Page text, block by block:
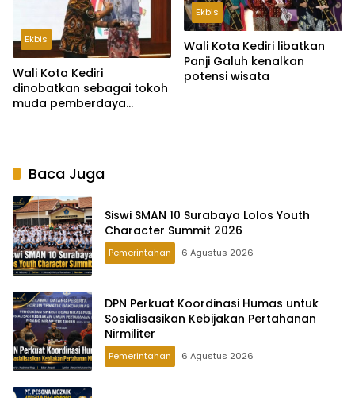
Ekbis
Wali Kota Kediri
dinobatkan sebagai tokoh
muda pemberdaya
Ekbis
Wali Kota Kediri libatkan
Panji Galuh kenalkan
potensi wisata
Baca Juga
Siswi SMAN 10 Surabaya Lolos Youth
Character Summit 2026
Pemerintahan 6 Agustus 2026
DPN Perkuat Koordinasi Humas untuk
Sosialisasikan Kebijakan Pertahanan
Nirmiliter
Pemerintahan 6 Agustus 2026